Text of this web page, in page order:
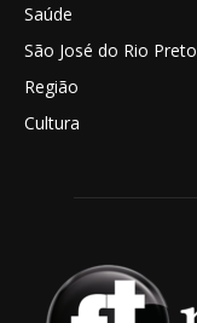
Saúde
São José do Rio Preto
Região
Cultura